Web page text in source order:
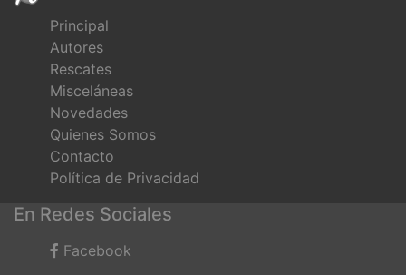
Principal
Autores
Rescates
Misceláneas
Novedades
Quienes Somos
Contacto
Política de Privacidad
En Redes Sociales
Facebook